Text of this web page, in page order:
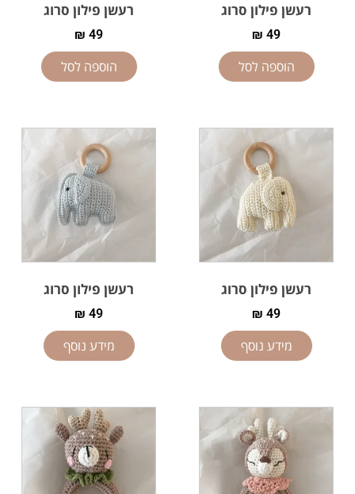
רעשן פילון סרוג
₪ 49
הוספה לסל
רעשן פילון סרוג
₪ 49
הוספה לסל
רעשן פילון סרוג
₪ 49
מידע נוסף
רעשן פילון סרוג
₪ 49
מידע נוסף